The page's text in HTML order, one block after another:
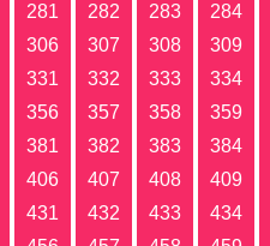
281 282 283 284
306 307 308 309
331 332 333 334
356 357 358 359
381 382 383 384
406 407 408 409
431 432 433 434